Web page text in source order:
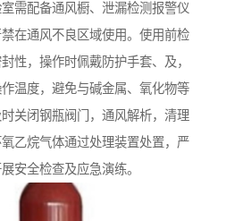
需配备通风橱、泄漏检测报警仪
在通风不良区域使用。使用前检
性，操作时佩戴防护手套、及，
温度，避免与碱金属、氧化物等
关闭钢瓶阀门，通风解析，清理
乙烷气体通过处理装置处置，严
安全检查及应急演练。